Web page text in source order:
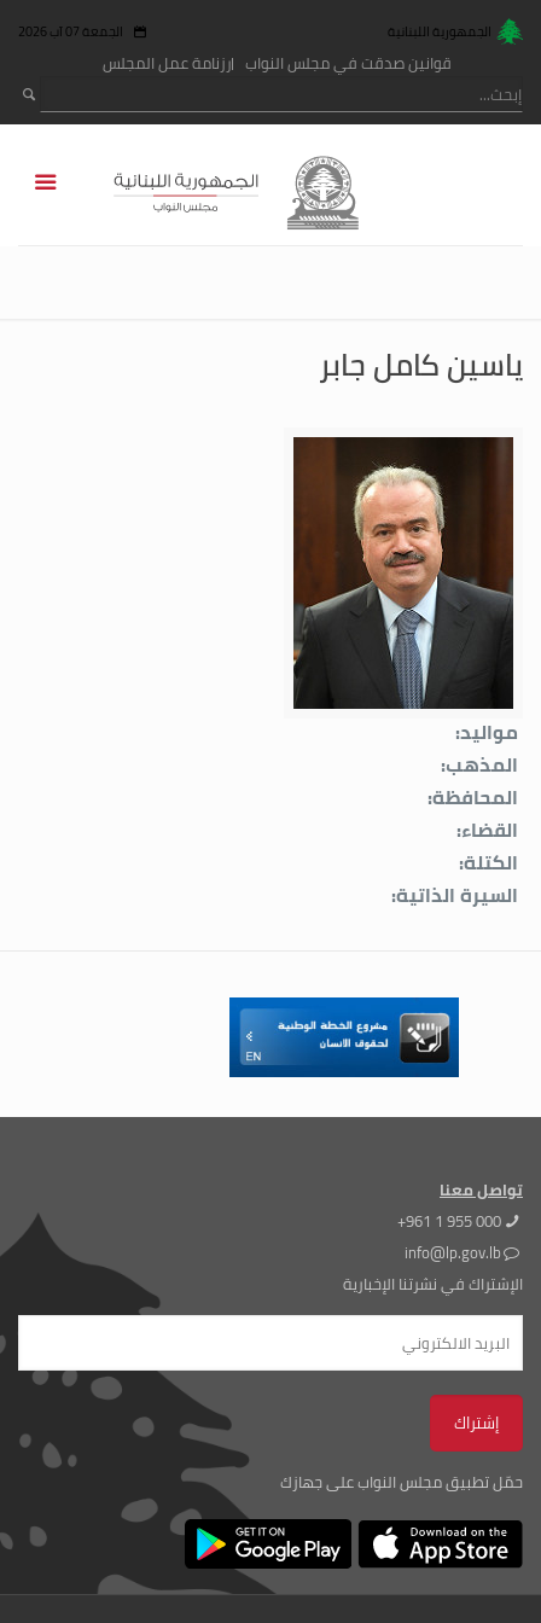
الجمهورية اللبنانية الجمعة 07 آب 2026
قوانين صدقت في مجلس النواب رزنامة عمل المجلس
ياسين كامل جابر
مواليد:
المذهب:
المحافظة:
القضاء:
الكتلة:
السيرة الذاتية:
تواصل معنا
+961 1 955 000
info@lp.gov.lb
الإشتراك في نشرتنا الإخبارية
حمّل تطبيق مجلس النواب على جهازك